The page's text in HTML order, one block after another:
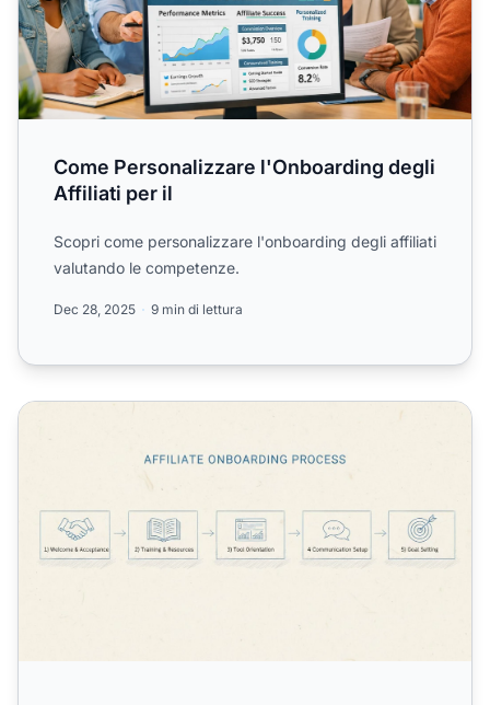
Come Personalizzare l'Onboarding degli
Affiliati per il
Scopri come personalizzare l'onboarding degli affiliati
valutando le competenze.
Dec 28, 2025 9 min di lettura
Che cos'è l'Affiliate Onboarding?